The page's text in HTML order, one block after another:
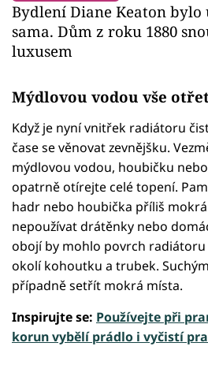
Bydlení Diane Keaton
sama. Dům z roku 1880
luxusem
Mýdlovou vodou vše
Když je nyní vnitřek radiátoru
čase se věnovat zevnějšku.
mýdlovou vodou, houbičku
opatrně otírejte celé topení.
hadr nebo houbička příliš
nepoužívat drátěnky nebo
obojí by mohlo povrch
okolí kohoutku a trubek.
případně setřít mokrá místa.
Inspirujte se: Používejte při
korun vybělí prádlo i vyčistí